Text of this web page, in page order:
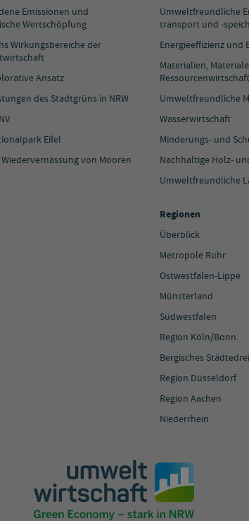
Emissionen und
Wertschöpfung
Wirkungsbereiche der
Ansatz
des Stadtgrüns in NRW
Eifel
Wiedervernässung von Mooren
Umweltfreundliche
transport und -
Energieeffizienz und
Materialien,
Ressourcenwirtschaft
Umweltfreundliche
Wasserwirtschaft
Minderungs- und
Nachhaltige Holz-
Umweltfreundliche
Regionen
Überblick
Metropole Ruhr
Ostwestfalen-Lippe
Münsterland
Südwestfalen
Region Köln/Bonn
Bergisches
Region Düsseldorf
Region Aachen
Niederrhein